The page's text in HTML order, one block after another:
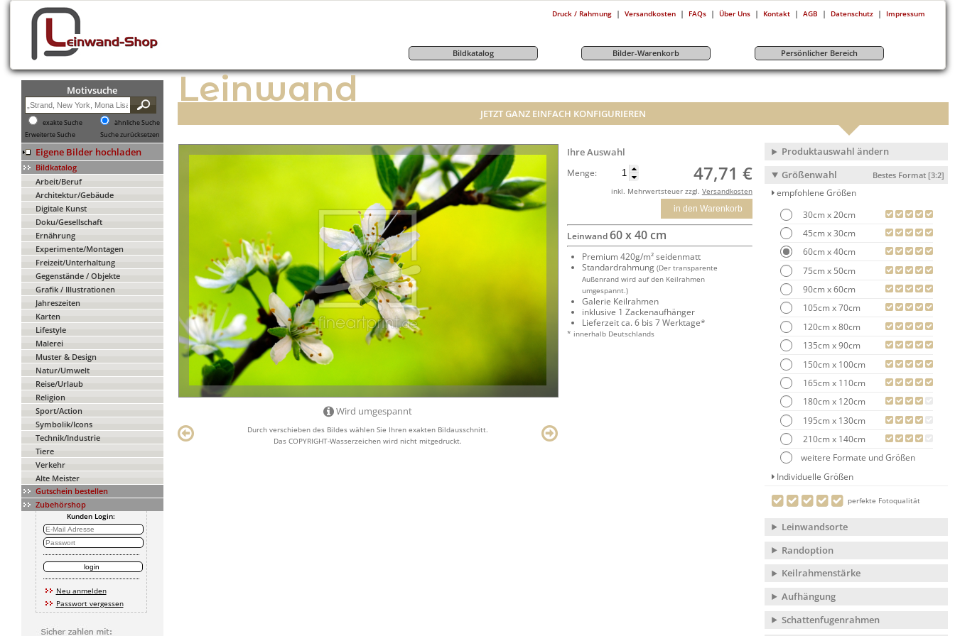
Druck / Rahmung | Versandkosten | FAQs | Über Uns | Kontakt | AGB | Datenschutz | Impressum
Bildkatalog Bilder-Warenkorb Persönlicher Bereich
Motivsuche
exakte Suche
ähnliche Suche
Erweiterte Suche
Suche zurücksetzen
Eigene Bilder hochladen
Bildkatalog
Arbeit/Beruf
Architektur/Gebäude
Digitale Kunst
Doku/Gesellschaft
Ernährung
Experimente/Montagen
Freizeit/Unterhaltung
Gegenstände / Objekte
Grafik / Illustrationen
Jahreszeiten
Karten
Lifestyle
Malerei
Muster & Design
Natur/Umwelt
Reise/Urlaub
Religion
Sport/Action
Symbolik/Icons
Technik/Industrie
Tiere
Verkehr
Alte Meister
Gutschein bestellen
Zubehörshop
Kunden Login:
Neu anmelden
Passwort vergessen
Leinwand
JETZT GANZ EINFACH KONFIGURIEREN
Wird umgespannt
Durch verschieben des Bildes wählen Sie Ihren exakten Bildausschnitt.
Das COPYRIGHT-Wasserzeichen wird nicht mitgedruckt.
Ihre Auswahl
Menge: 47,71 €
inkl. Mehrwertsteuer zzgl. Versandkosten
in den Warenkorb
Leinwand60 x 40 cm
Premium 420g/m² seidenmatt
Standardrahmung (Der transparente
Außenrand wird auf den Keilrahmen
umgespannt.)
Galerie Keilrahmen
inklusive 1 Zackenaufhänger
Lieferzeit ca. 6 bis 7 Werktage*
* innerhalb Deutschlands
Produktauswahl ändern
Größenwahl
Bestes Format [3:2]
empfohlene Größen
30cm x 20cm
45cm x 30cm
60cm x 40cm
75cm x 50cm
90cm x 60cm
105cm x 70cm
120cm x 80cm
135cm x 90cm
150cm x 100cm
165cm x 110cm
180cm x 120cm
195cm x 130cm
210cm x 140cm
weitere Formate und Größen
Individuelle Größen
perfekte Fotoqualität
Leinwandsorte
Randoption
Keilrahmenstärke
Aufhängung
Schattenfugenrahmen